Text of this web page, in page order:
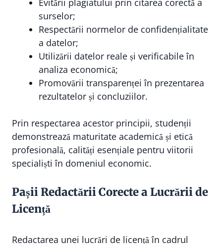
Evitării plagiatului prin citarea corectă a
surselor;
Respectării normelor de confidențialitate
a datelor;
Utilizării datelor reale și verificabile în
analiza economică;
Promovării transparenței în prezentarea
rezultatelor și concluziilor.
Prin respectarea acestor principii, studenții
demonstrează maturitate academică și etică
profesională, calități esențiale pentru viitorii
specialiști în domeniul economic.
Pașii Redactării Corecte a Lucrării de
Licență
Redactarea unei lucrări de licență în cadrul